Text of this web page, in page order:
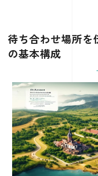
待ち合わせ場所を
の基本構成